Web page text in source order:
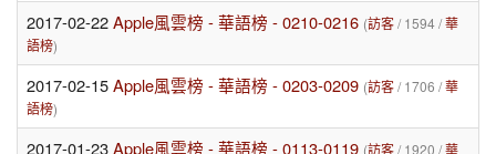
2017-02-22Apple風雲榜 - 華語榜 - 0210-0216 (訪客/ 1594 /華
語榜)
2017-02-15Apple風雲榜 - 華語榜 - 0203-0209 (訪客/ 1706 /華
語榜)
2017-01-23Apple風雲榜 - 華語榜 - 0113-0119 (訪客/ 1920 /華